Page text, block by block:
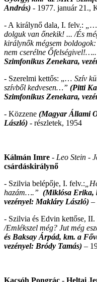
András) - 1977. január 21.,
- A királynő dala, I. felv.:
dolguk van őnekik! ... /És
királynők mégsem
nem cserélne
Szimfonikus Zenekara,
- Szerelmi kettős: „… Szív
szívből kedvesen…” (Pitti
Szimfonikus Zenekara,
- Közzene (Magyar Állami
László) - részletek, 1954
Kálmán Imre - Leo Stein -
csárdáskirálynő
- Szilvia belépője, I. felv.:
hazám….” (Miklósa Erika,
vezényel: Makláry László) –
- Szilvia és Edvin kettőse, II.
/Emlékszel még? Jut még
és Baksay Árpád, km. a
vezényel: Bródy Tamás) –
Kacsóh Pongrác - Heltai